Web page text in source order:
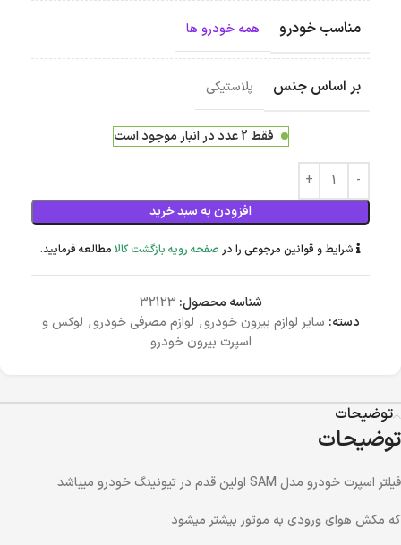
مناسب خودرو همه خودرو ها
بر اساس جنس پلاستیکی
فقط 2 عدد در انبار موجود است
افزودن به سبد خرید
شرایط و قوانین مرجوعی را در صفحه رویه بازگشت کالا مطالعه فرمایید.
شناسه محصول: 32123
دسته: سایر لوازم بیرون خودرو, لوازم مصرفی خودرو, لوکس و
اسپرت بیرون خودرو
توضیحات
توضیحات
فیلتر اسپرت خودرو مدل SAM اولین قدم در تیونینگ خودرو میباشد
که مکش هوای ورودی به موتور بیشتر میشود